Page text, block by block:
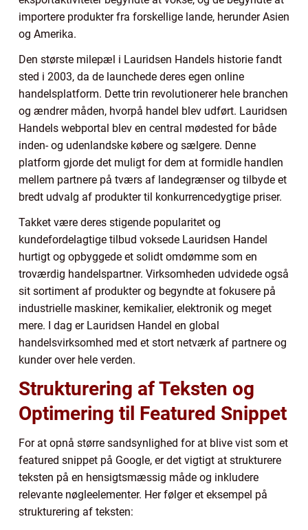
importere produkter fra forskellige lande, herunder Asien
og Amerika.
Den største milepæl i Lauridsen Handels historie fandt
sted i 2003, da de launchede deres egen online
handelsplatform. Dette trin revolutionerer hele branchen
og ændrer måden, hvorpå handel blev udført. Lauridsen
Handels webportal blev en central mødested for både
inden- og udenlandske købere og sælgere. Denne
platform gjorde det muligt for dem at formidle handlen
mellem partnere på tværs af landegrænser og tilbyde et
bredt udvalg af produkter til konkurrencedygtige priser.
Takket være deres stigende popularitet og
kundefordelagtige tilbud voksede Lauridsen Handel
hurtigt og opbyggede et solidt omdømme som en
troværdig handelspartner. Virksomheden udvidede også
sit sortiment af produkter og begyndte at fokusere på
industrielle maskiner, kemikalier, elektronik og meget
mere. I dag er Lauridsen Handel en global
handelsvirksomhed med et stort netværk af partnere og
kunder over hele verden.
Strukturering af Teksten og
Optimering til Featured Snippet
For at opnå større sandsynlighed for at blive vist som et
featured snippet på Google, er det vigtigt at strukturere
teksten på en hensigtsmæssig måde og inkludere
relevante nøgleelementer. Her følger et eksempel på
strukturering af teksten: